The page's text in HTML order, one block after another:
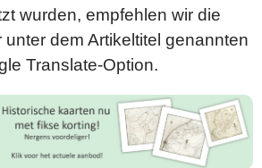
wurden, empfehlen wir die
dem Artikeltitel genannten
Translate-Option.